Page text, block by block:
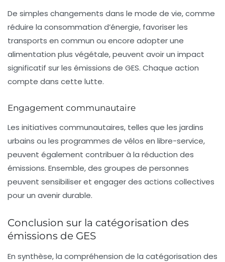
De simples changements dans le mode de vie, comme
réduire la consommation d’énergie, favoriser les
transports en commun ou encore adopter une
alimentation plus végétale, peuvent avoir un impact
significatif sur les émissions de GES. Chaque action
compte dans cette lutte.
Engagement communautaire
Les initiatives communautaires, telles que les jardins
urbains ou les programmes de vélos en libre-service,
peuvent également contribuer à la réduction des
émissions. Ensemble, des groupes de personnes
peuvent sensibiliser et engager des actions collectives
pour un avenir durable.
Conclusion sur la catégorisation des
émissions de GES
En synthèse, la compréhension de la catégorisation des